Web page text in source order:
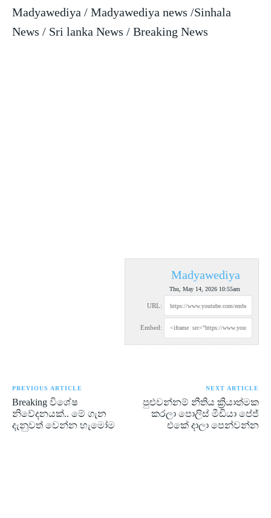
Madyawediya / Madyawediya news /Sinhala
News / Sri lanka News / Breaking News
Madyawediya
Thu, May 14, 2026 10:55am
URL:
Embed:
PREVIOUS ARTICLE
Breaking විශේෂ
නිවේදනයක්.. මේ ගැන
දැනුවත් වෙන්න හැමෝම
NEXT ARTICLE
පුළුවන්නම් නීතිය ක්‍රියාත්මක
කරලා පොලිස් මීඩියා පේජ්
එකේ දාලා පෙන්වන්න